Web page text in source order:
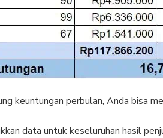
keuntungan perbulan, Anda bisa
data untuk keseluruhan hasil